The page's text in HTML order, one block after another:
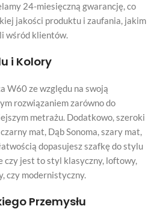
24-miesięczną gwarancję, co
jakości produktu i zaufania, jakim
wśród klientów.
i Kolory
W60 ze względu na swoją
rozwiązaniem zarówno do
metrażu. Dodatkowo, szeroki
mat, Dąb Sonoma, szary mat,
dopasujesz szafkę do stylu
czy jest to styl klasyczny, loftowy,
czy modernistyczny.
Przemysłu